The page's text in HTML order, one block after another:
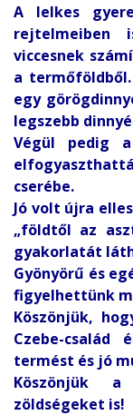
A lelkes
rejtelmeiben
viccesnek
a
egy
legszebb
Végül pedig
cserébe.
Jó volt újra
„földtől az
gyakorlatát
Gyönyörű és
figyelhettünk
Köszönjük,
Czebe-
termést és jó
Köszönjük
zöldségeket is!